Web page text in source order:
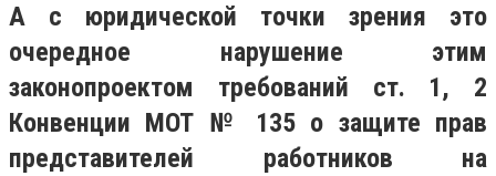
А с юридической точки зрения это
очередное нарушение этим
законопроектом требований ст. 1, 2
Конвенции МОТ № 135 о защите прав
представителей работников на